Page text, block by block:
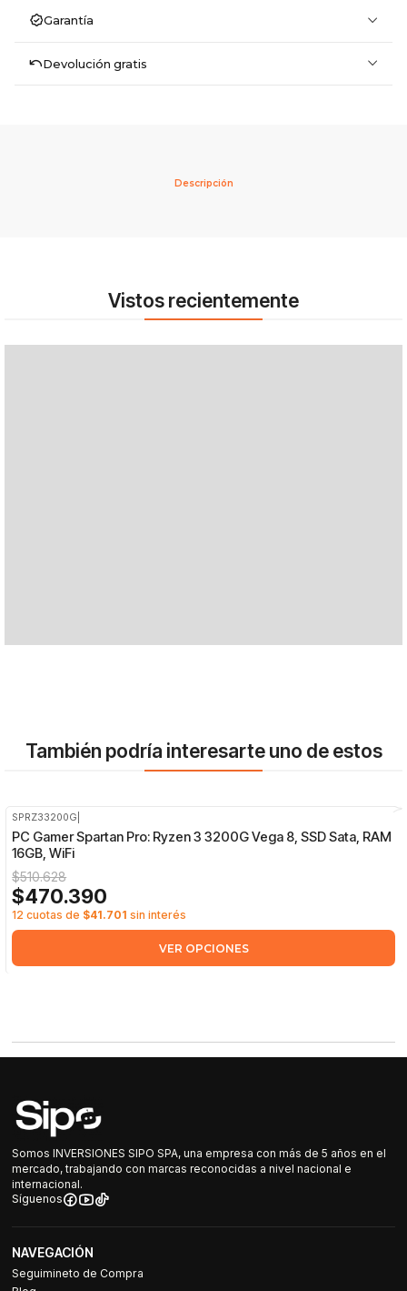
Garantía
Devolución gratis
Descripción
Vistos recientemente
También podría interesarte uno de estos
SPRZ33200G
PC Gamer Spartan Pro: Ryzen 3 3200G Vega 8, SSD Sata, RAM
16GB, WiFi
$510.628
$470.390
12 cuotas de $41.701 sin interés
VER OPCIONES
Somos INVERSIONES SIPO SPA, una empresa con más de 5 años en el
mercado, trabajando con marcas reconocidas a nivel nacional e
internacional.
Síguenos
NAVEGACIÓN
Seguimineto de Compra